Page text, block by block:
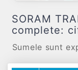
SORAM
complete:
Sumele sunt